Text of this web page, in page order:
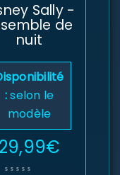
Sally -
de
nuit
:selon le
modèle
29,99€